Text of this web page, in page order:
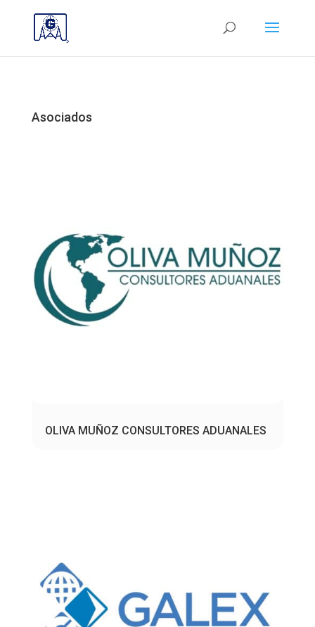
Asociados
OLIVA MUÑOZ CONSULTORES ADUANALES